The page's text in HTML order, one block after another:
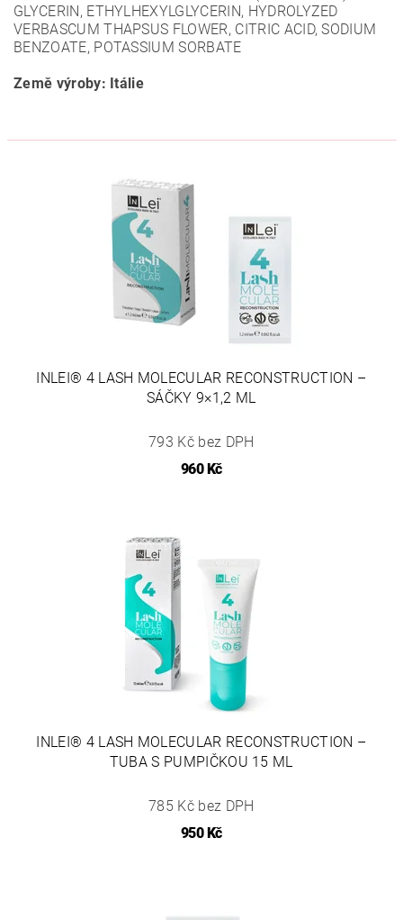
GLYCERIN, ETHYLHEXYLGLYCERIN, HYDROLYZED
VERBASCUM THAPSUS FLOWER, CITRIC ACID, SODIUM
BENZOATE, POTASSIUM SORBATE
Země výroby: Itálie
INLEI® 4 LASH MOLECULAR RECONSTRUCTION –
SÁČKY 9×1,2 ML
793 Kč bez DPH
960 Kč
INLEI® 4 LASH MOLECULAR RECONSTRUCTION –
TUBA S PUMPIČKOU 15 ML
785 Kč bez DPH
950 Kč